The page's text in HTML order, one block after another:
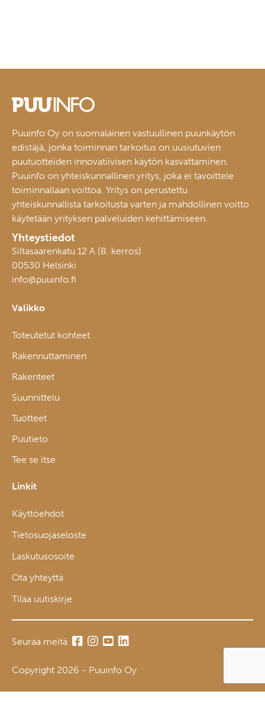
Puuinfo Oy on suomalainen vastuullinen puunkäytön
edistäjä, jonka toiminnan tarkoitus on uusiutuvien
puutuotteiden innovatiivisen käytön kasvattaminen.
Puuinfo on yhteiskunnallinen yritys, joka ei tavoittele
toiminnallaan voittoa. Yritys on perustettu
yhteiskunnallista tarkoitusta varten ja mahdollinen voitto
käytetään yrityksen palveluiden kehittämiseen.
Yhteystiedot
Siltasaarenkatu 12 A (8. kerros)
00530 Helsinki
info@puuinfo.fi
Valikko
Toteutetut kohteet
Rakennuttaminen
Rakenteet
Suunnittelu
Tuotteet
Puutieto
Tee se itse
Linkit
Käyttöehdot
Tietosuojaseloste
Laskutusosoite
Ota yhteyttä
Tilaa uutiskirje
Seuraa meitä
Copyright 2026 - Puuinfo Oy